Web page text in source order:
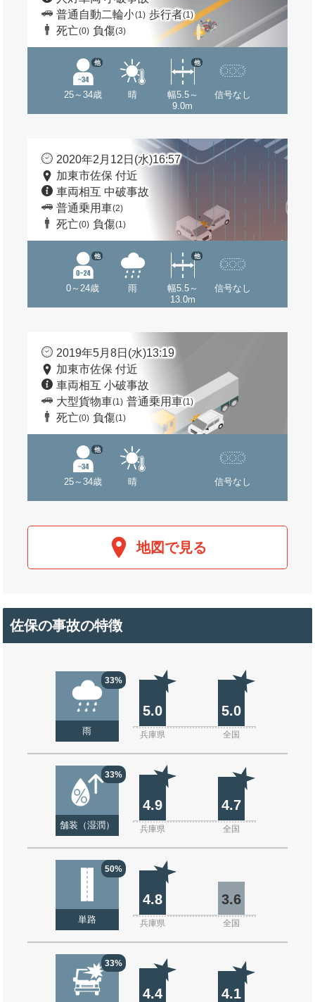
普通自動二輪小(1) 歩行者(1)
死亡(0) 負傷(3)
25～34歳
他
晴
幅5.5～
9.0m
他
信号なし
2020年2月12日(水)16:57
加東市佐保 付近
車両相互 中破事故
普通乗用車(2)
死亡(0) 負傷(1)
0～24歳
他
雨
幅5.5～
13.0m
他
信号なし
2019年5月8日(水)13:19
加東市佐保 付近
車両相互 小破事故
大型貨物車(1) 普通乗用車(1)
死亡(0) 負傷(1)
25～34歳
他
晴 信号なし
地図で見る
佐保の事故の特徴
33%
雨
5.0 5.0
兵庫県 全国
33%
舗装（湿潤）
4.9 4.7
兵庫県 全国
50%
単路
4.8 3.6
兵庫県 全国
33%
4.4 4.1